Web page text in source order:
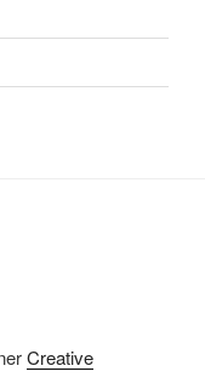
Creative